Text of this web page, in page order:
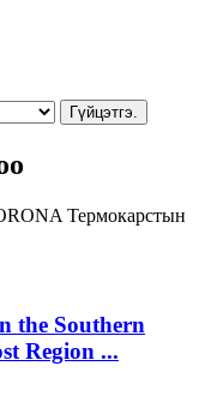
Гүйцэтгэ.
Термокарстын
the Southern
Region ...